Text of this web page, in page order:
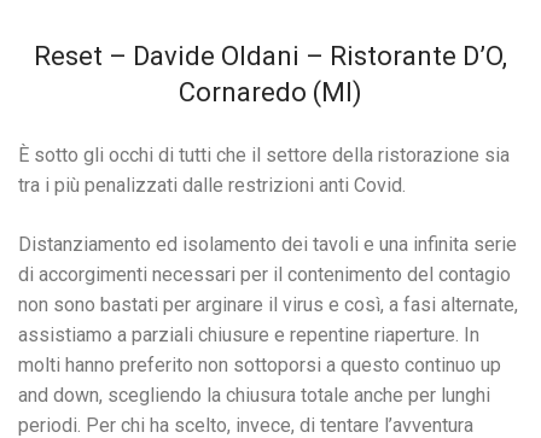
Reset – Davide Oldani – Ristorante D’O,
Cornaredo (MI)
È sotto gli occhi di tutti che il settore della ristorazione sia
tra i più penalizzati dalle restrizioni anti Covid.
Distanziamento ed isolamento dei tavoli e una infinita serie
di accorgimenti necessari per il contenimento del contagio
non sono bastati per arginare il virus e così, a fasi alternate,
assistiamo a parziali chiusure e repentine riaperture. In
molti hanno preferito non sottoporsi a questo continuo up
and down, scegliendo la chiusura totale anche per lunghi
periodi. Per chi ha scelto, invece, di tentare l’avventura